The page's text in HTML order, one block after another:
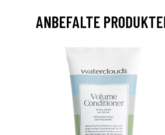
ANBEFALTE